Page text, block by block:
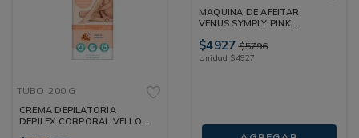
TUBO 200 G
CREMA DEPILATORIA
DEPILEX CORPORAL VELLO
MAQUINA DE AFEITAR
VENUS SYMPLY PINK
UND
$4927 $5796
Unidad $4927